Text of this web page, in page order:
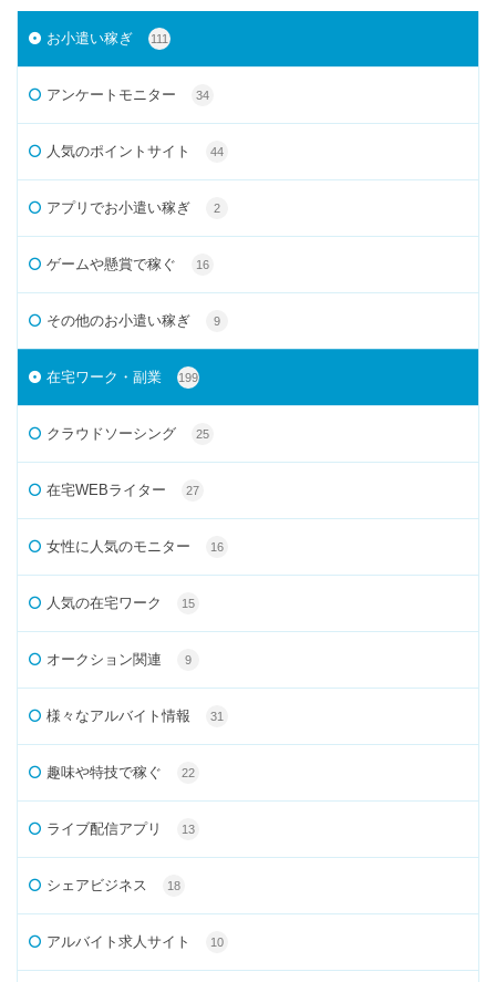
お小遣い稼ぎ 111
アンケートモニター 34
人気のポイントサイト 44
アプリでお小遣い稼ぎ 2
ゲームや懸賞で稼ぐ 16
その他のお小遣い稼ぎ 9
在宅ワーク・副業 199
クラウドソーシング 25
在宅WEBライター 27
女性に人気のモニター 16
人気の在宅ワーク 15
オークション関連 9
様々なアルバイト情報 31
趣味や特技で稼ぐ 22
ライブ配信アプリ 13
シェアビジネス 18
アルバイト求人サイト 10